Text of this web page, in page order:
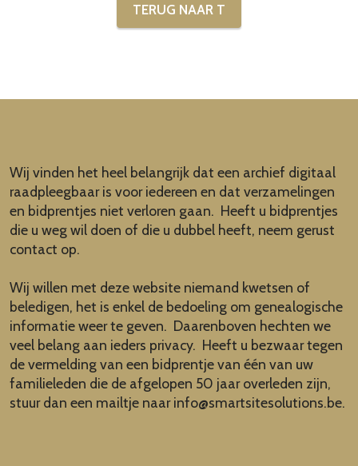
TERUG NAAR T
Wij vinden het heel belangrijk dat een archief digitaal
raadpleegbaar is voor iedereen en dat verzamelingen
en bidprentjes niet verloren gaan. Heeft u bidprentjes
die u weg wil doen of die u dubbel heeft, neem gerust
contact op.
Wij willen met deze website niemand kwetsen of
beledigen, het is enkel de bedoeling om genealogische
informatie weer te geven. Daarenboven hechten we
veel belang aan ieders privacy. Heeft u bezwaar tegen
de vermelding van een bidprentje van één van uw
familieleden die de afgelopen 50 jaar overleden zijn,
stuur dan een mailtje naarinfo@smartsitesolutions.be.